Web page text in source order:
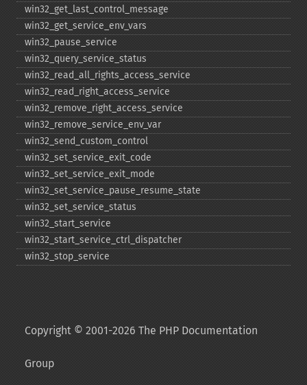
win32_​get_​last_​control_​message
win32_​get_​service_​env_​vars
win32_​pause_​service
win32_​query_​service_​status
win32_​read_​all_​rights_​access_​service
win32_​read_​right_​access_​service
win32_​remove_​right_​access_​service
win32_​remove_​service_​env_​var
win32_​send_​custom_​control
win32_​set_​service_​exit_​code
win32_​set_​service_​exit_​mode
win32_​set_​service_​pause_​resume_​state
win32_​set_​service_​status
win32_​start_​service
win32_​start_​service_​ctrl_​dispatcher
win32_​stop_​service
Copyright © 2001-2026 The PHP Documentation
Group